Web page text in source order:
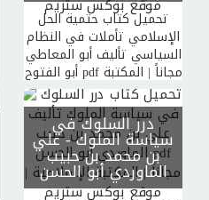
تحميل كتاب حتمية الحل
الإسلامي تأملات في النظام
السياسي تأليف أبو المعاطي
أبو الفتوح pdf مجاناً | المكتبة
الإسلامية | موقع بوكس
ستريم
درر السلوك في
سياسة الملوك- علي
بن محمد بن حبيب
الماوردي أبو الحسن